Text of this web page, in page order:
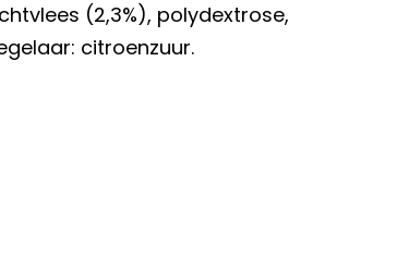
(2,3%), polydextrose,
citroenzuur.